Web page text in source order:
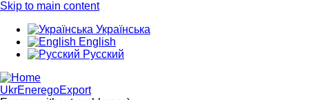
Skip to main content
Українська
English
Русский
UkrEneregoExport